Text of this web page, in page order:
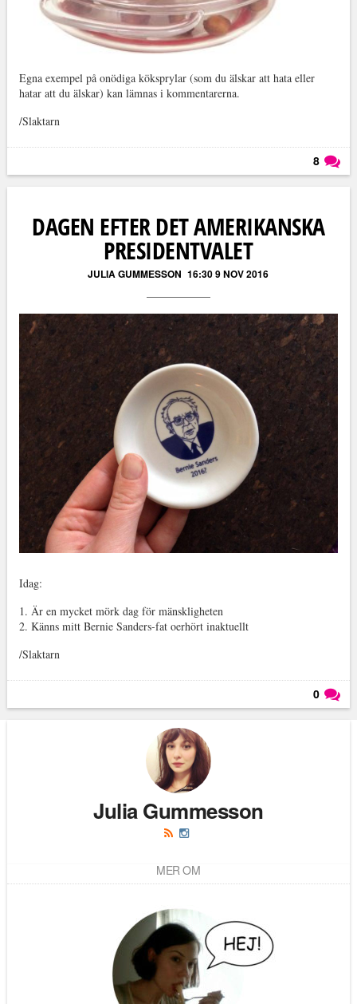
Egna exempel på onödiga köksprylar (som du älskar att hata eller
hatar att du älskar) kan lämnas i kommentarerna.
/Slaktarn
8
DAGEN EFTER DET AMERIKANSKA
PRESIDENTVALET
JULIA GUMMESSON 16:30 9 NOV 2016
Idag:
1. Är en mycket mörk dag för mänskligheten
2. Känns mitt Bernie Sanders-fat oerhört inaktuellt
/Slaktarn
0
Julia Gummesson
MER OM